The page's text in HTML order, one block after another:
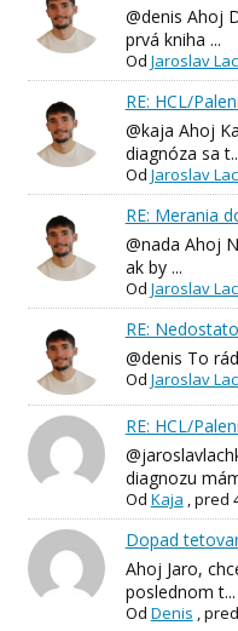
@denis Ahoj
prvá kniha ...
Od Jaroslav
RE: HCL/
@kaja Ahoj
diagnóza sa
Od Jaroslav
RE: Merania
@nada Ahoj
ak by ...
Od Jaroslav
RE:
@denis To
Od Jaroslav
RE: HCL/
diagnozu
Od Kaja ,pred
Dopad
Ahoj Jaro,
poslednom t...
Od Denis ,